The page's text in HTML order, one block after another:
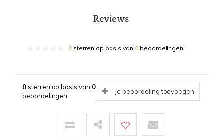
Reviews
0 sterren op basis van 0 beoordelingen
0sterren op basis van 0
beoordelingen
Je beoordeling toevoegen